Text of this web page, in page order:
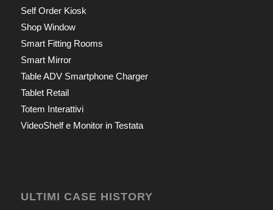
Self Order Kiosk
Shop Window
Smart Fitting Rooms
Smart Mirror
Table ADV Smartphone Charger
Tablet Retail
Totem Interattivi
VideoShelf e Monitor in Testata
ULTIMI CASE HISTORY